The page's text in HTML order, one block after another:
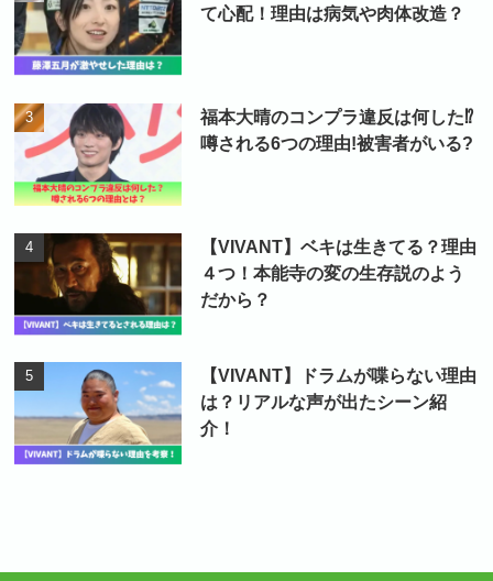
て心配！理由は病気や肉体改造？
福本大晴のコンプラ違反は何した⁉
噂される6つの理由!被害者がいる?
【VIVANT】ベキは生きてる？理由
４つ！本能寺の変の生存説のよう
だから？
【VIVANT】ドラムが喋らない理由
は？リアルな声が出たシーン紹
介！